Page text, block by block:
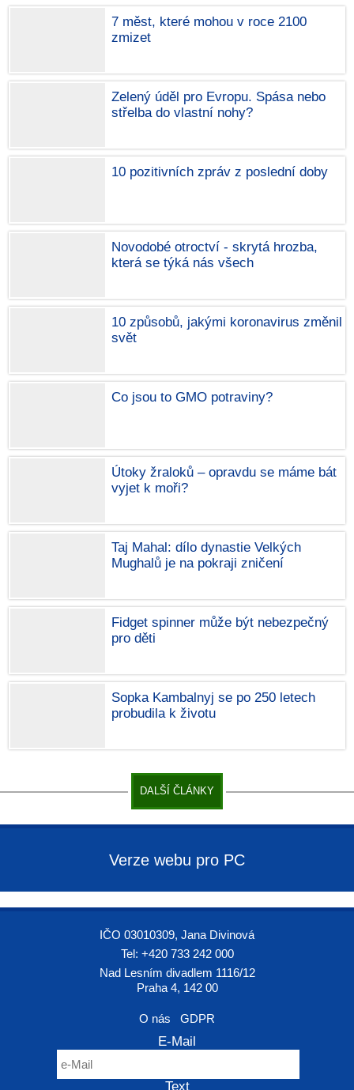
7 měst, které mohou v roce 2100
zmizet
Zelený úděl pro Evropu. Spása nebo
střelba do vlastní nohy?
10 pozitivních zpráv z poslední doby
Novodobé otroctví - skrytá hrozba,
která se týká nás všech
10 způsobů, jakými koronavirus změnil
svět
Co jsou to GMO potraviny?
Útoky žraloků – opravdu se máme bát
vyjet k moři?
Taj Mahal: dílo dynastie Velkých
Mughalů je na pokraji zničení
Fidget spinner může být nebezpečný
pro děti
Sopka Kambalnyj se po 250 letech
probudila k životu
DALŠÍ ČLÁNKY
Verze webu pro PC
IČO 03010309, Jana Divinová
Tel: +420 733 242 000
Nad Lesním divadlem 1116/12
Praha 4, 142 00
O nás GDPR
E-Mail
Text